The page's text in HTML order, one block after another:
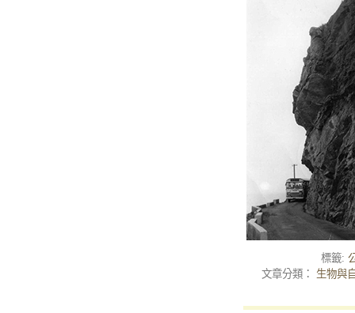
標籤:
文章分類： 生物與